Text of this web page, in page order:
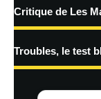
plus sur la façon
Critique de Les
Troubles, le test